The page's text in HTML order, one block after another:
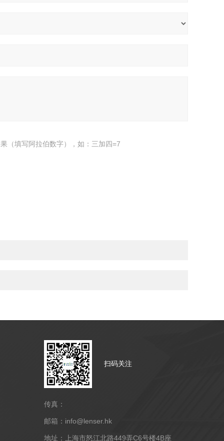
（填写阿拉伯数字），如：三加四=7
扫码关注
传真：
邮箱：info@lenser.hk
地址：上海市怒江北路449弄C6号楼4B座